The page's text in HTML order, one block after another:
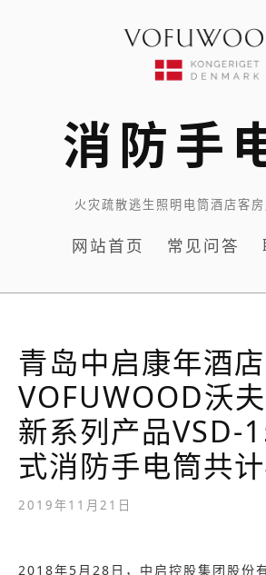
消防手
火灾疏散逃生照明电筒酒店客
网站首页 常见问答
青岛中启康年酒
VOFUWOOD沃
新系列产品VSD-
式消防手电筒共
2019年11月21日
2018年5月28日，中启控股集团股份